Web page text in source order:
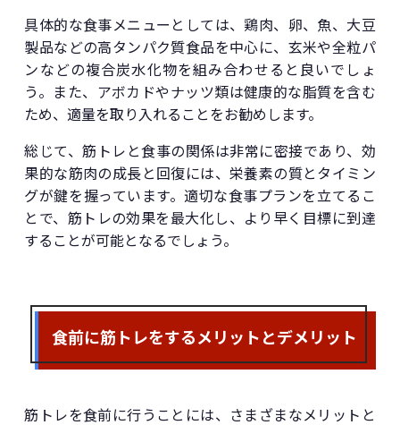
具体的な食事メニューとしては、鶏肉、卵、魚、大豆
製品などの高タンパク質食品を中心に、玄米や全粒パ
ンなどの複合炭水化物を組み合わせると良いでしょ
う。また、アボカドやナッツ類は健康的な脂質を含む
ため、適量を取り入れることをお勧めします。
総じて、筋トレと食事の関係は非常に密接であり、効
果的な筋肉の成長と回復には、栄養素の質とタイミン
グが鍵を握っています。適切な食事プランを立てるこ
とで、筋トレの効果を最大化し、より早く目標に到達
することが可能となるでしょう。
食前に筋トレをするメリットとデメリット
筋トレを食前に行うことには、さまざまなメリットと